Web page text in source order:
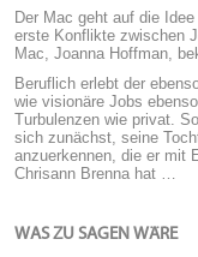
Der Mac geht auf die
erste Konflikte zwischen
Mac, Joanna Hoffman,
Beruflich erlebt der
wie visionäre Jobs ebenso
Turbulenzen wie privat.
sich zunächst, seine
anzuerkennen, die er mit
Chrisann Brenna hat …
WAS ZU SAGEN WÄRE